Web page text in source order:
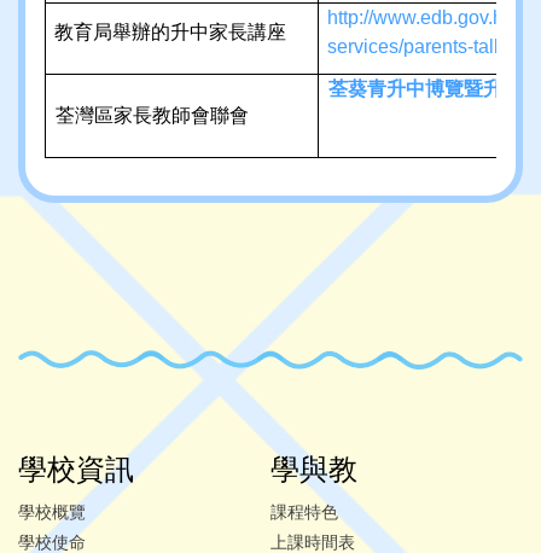
教育局舉辦的升中家長講座
http://www.edb.gov.hk/
services/parents-talks/
荃灣區家長教師會聯會
荃葵青升中博覽暨升
學校資訊
學校概覽
學校使命
學與教
課程特色
上課時間表